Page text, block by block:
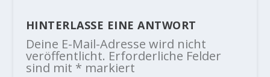
HINTERLASSE EINE ANTWORT
Deine E-Mail-Adresse wird nicht
veröffentlicht. Erforderliche Felder
sind mit * markiert